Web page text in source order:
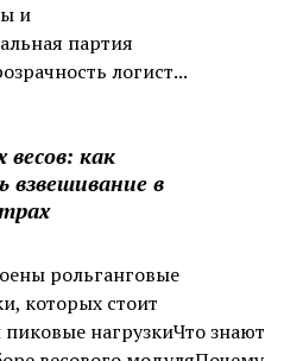
и
партия
логист...
весов: как
в
рольганговые
которых стоит
пиковые нагрузкиЧто знают